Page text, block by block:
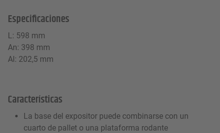
Especificaciones
L: 598 mm
An: 398 mm
Al: 202,5 mm
Características
La base del expositor puede combinarse con un
cuarto de pallet o una plataforma rodante